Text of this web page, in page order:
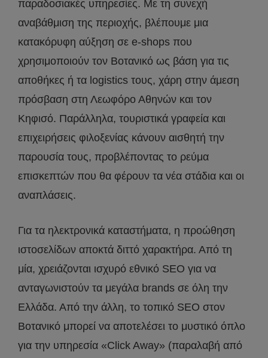
παραδοσιακές υπηρεσίες. Με τη συνεχή
αναβάθμιση της περιοχής, βλέπουμε μια
κατακόρυφη αύξηση σε e-shops που
χρησιμοποιούν τον Βοτανικό ως βάση για τις
αποθήκες ή τα logistics τους, χάρη στην άμεση
πρόσβαση στη Λεωφόρο Αθηνών και τον
Κηφισό. Παράλληλα, τουριστικά γραφεία και
επιχειρήσεις φιλοξενίας κάνουν αισθητή την
παρουσία τους, προβλέποντας το ρεύμα
επισκεπτών που θα φέρουν τα νέα στάδια και οι
αναπλάσεις.
Για τα ηλεκτρονικά καταστήματα, η προώθηση
ιστοσελίδων αποκτά διττό χαρακτήρα. Από τη
μία, χρειάζονται ισχυρό εθνικό SEO για να
ανταγωνιστούν τα μεγάλα brands σε όλη την
Ελλάδα. Από την άλλη, το τοπικό SEO στον
Βοτανικό μπορεί να αποτελέσει το μυστικό όπλο
για την υπηρεσία «Click Away» (παραλαβή από